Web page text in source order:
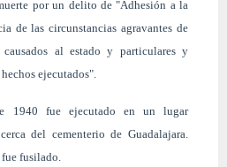
por un delito de "Adhesión a la
de las circunstancias agravantes de
causados al estado y particulares y
ejecutados".
1940 fue ejecutado en un lugar
del cementerio de Guadalajara.
fusilado.